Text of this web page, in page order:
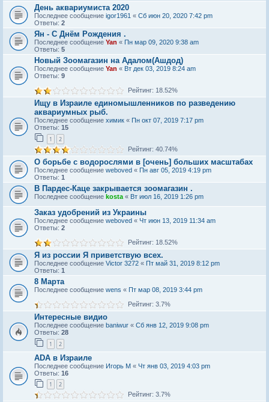
День аквариумиста 2020
Последнее сообщение igor1961 « Сб июн 20, 2020 7:42 pm
Ответы: 2
Ян - С Днём Рождения .
Последнее сообщение Yan « Пн мар 09, 2020 9:38 am
Ответы: 5
Новый Зоомагазин на Адалом(Ашдод)
Последнее сообщение Yan « Вт дек 03, 2019 8:24 am
Ответы: 9
Рейтинг: 18.52%
Ищу в Израиле единомышленников по разведению
аквариумных рыб.
Последнее сообщение химик « Пн окт 07, 2019 7:17 pm
Ответы: 15
1 2
Рейтинг: 40.74%
О борьбе с водорослями в [очень] больших масштабах
Последнее сообщение weboved « Пн авг 05, 2019 4:19 pm
Ответы: 1
В Пардес-Каце закрывается зоомагазин .
Последнее сообщение kosta « Вт июл 16, 2019 1:26 pm
Заказ удобрений из Украины
Последнее сообщение weboved « Чт июн 13, 2019 11:34 am
Ответы: 2
Рейтинг: 18.52%
Я из россии Я приветствую всех.
Последнее сообщение Victor 3272 « Пт май 31, 2019 8:12 pm
Ответы: 1
8 Марта
Последнее сообщение wens « Пт мар 08, 2019 3:44 pm
Рейтинг: 3.7%
Интересные видио
Последнее сообщение baniwur « Сб янв 12, 2019 9:08 pm
Ответы: 28
1 2
ADA в Израиле
Последнее сообщение Игорь М « Чт янв 03, 2019 4:03 pm
Ответы: 16
1 2
Рейтинг: 3.7%